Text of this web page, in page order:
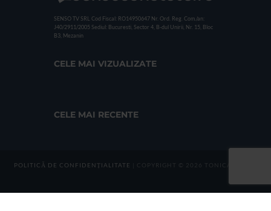
SENSO TV SRL Cod Fiscal: RO14950647 Nr. Ord. Reg. Com./an:
J40/2911/2005 Sediul: Bucuresti, Sector 4, B-dul Unirii, Nr. 15, Bloc
B3, Mezanin
CELE MAI VIZUALIZATE
CELE MAI RECENTE
POLITICĂ DE CONFIDENȚIALITATE | COPYRIGHT © 2026 TONICA GROUP